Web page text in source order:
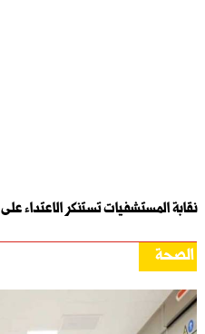
نقابة المستشفيات تستنكر الاعتداء
الصحة